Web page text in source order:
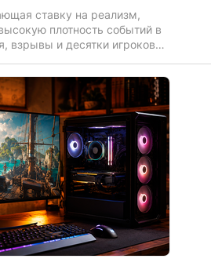
ставку на реализм,
плотность событий в
взрывы и десятки игроков
современных новинок.